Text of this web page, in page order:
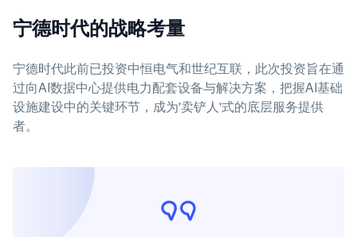
宁德时代的战略考量
宁德时代此前已投资中恒电气和世纪互联，此次投资旨在通
过向AI数据中心提供电力配套设备与解决方案，把握AI基础
设施建设中的关键环节，成为'卖铲人'式的底层服务提供
者。